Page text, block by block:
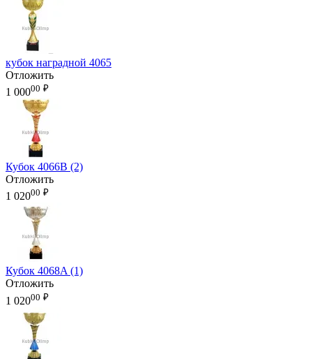
кубок наградной 4065
Отложить
1 00000 ₽
Кубок 4066B (2)
Отложить
1 02000 ₽
Кубок 4068A (1)
Отложить
1 02000 ₽